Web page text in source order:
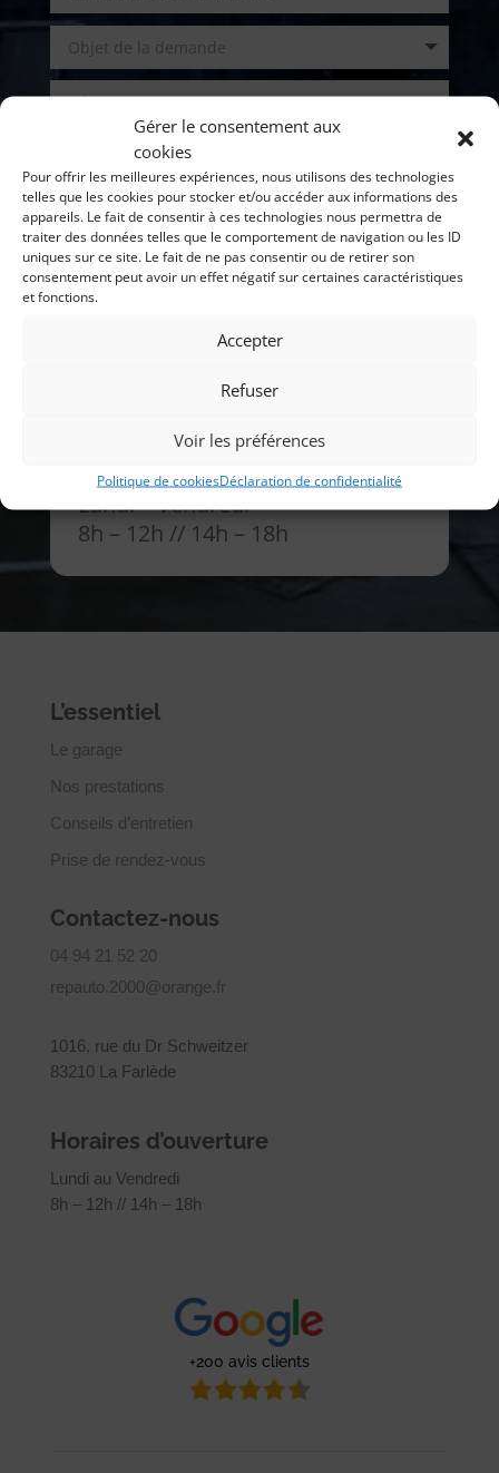
Gérer le consentement aux
cookies
Pour offrir les meilleures expériences, nous utilisons des technologies
telles que les cookies pour stocker et/ou accéder aux informations des
appareils. Le fait de consentir à ces technologies nous permettra de
traiter des données telles que le comportement de navigation ou les ID
uniques sur ce site. Le fait de ne pas consentir ou de retirer son
consentement peut avoir un effet négatif sur certaines caractéristiques
et fonctions.
Accepter
Refuser
Voir les préférences
Politique de cookiesDéclaration de confidentialité
d’ouverture
Lundi – Vendredi
8h – 12h // 14h – 18h
L’essentiel
Le garage
Nos prestations
Conseils d’entretien
Prise de rendez-vous
Contactez-nous
04 94 21 52 20
repauto.2000@orange.fr
1016, rue du Dr Schweitzer
83210 La Farlède
Horaires d’ouverture
Lundi au Vendredi
8h – 12h // 14h – 18h
+200 avis clients